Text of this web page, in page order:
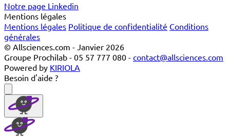
Notre page Linkedin
Mentions légales
Mentions légales Politique de confidentialité Conditions
générales
© Allsciences.com - Janvier 2026
Groupe Prochilab - 05 57 777 080 - contact@allsciences.com
Powered by KIRIOLA
Besoin d'aide ?